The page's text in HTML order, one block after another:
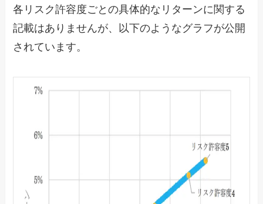
各リスク許容度ごとの具体的なリターンに関する
記載はありませんが、以下のようなグラフが公開
されています。